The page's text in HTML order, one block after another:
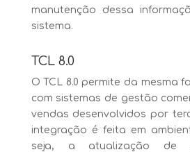
manutenção dessa
sistema.
TCL 8.0
O TCL 8.0 permite da mesma
com sistemas de gestão
vendas desenvolvidos por
integração é feita em
seja, a atualização de